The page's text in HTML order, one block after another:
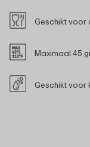
Geschikt voor
Maximaal 45
Geschikt voor